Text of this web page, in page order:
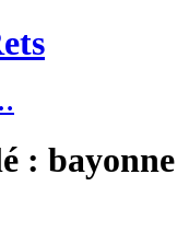
: bayonne